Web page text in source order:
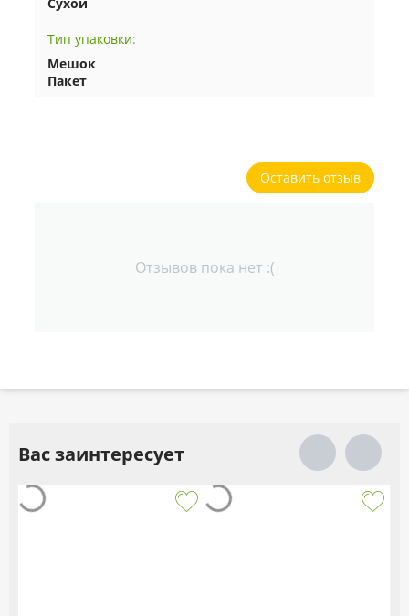
Тип упаковки:
Мешок
Пакет
Оставить отзыв
Отзывов пока нет :(
Вас заинтересует